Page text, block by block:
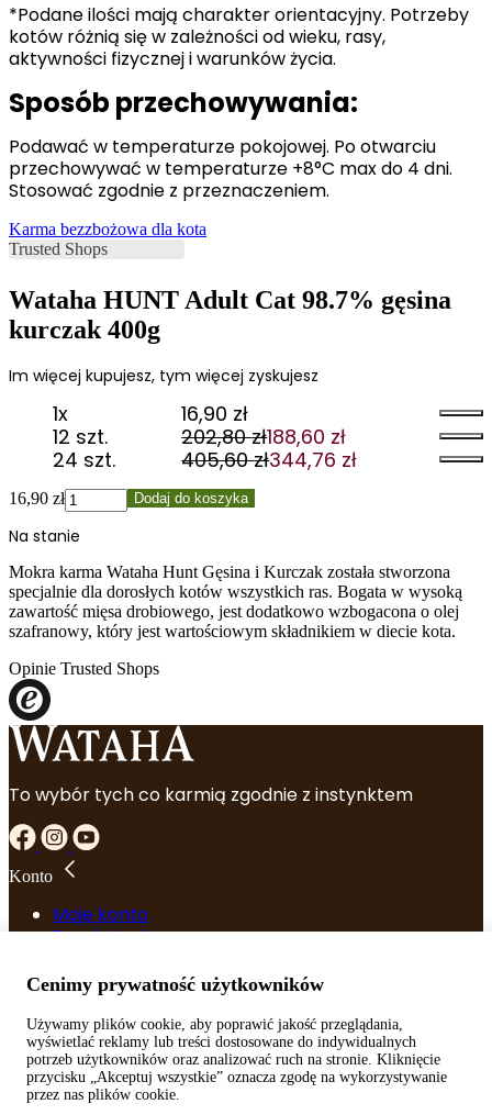
*Podane ilości mają charakter orientacyjny. Potrzeby
kotów różnią się w zależności od wieku, rasy,
aktywności fizycznej i warunków życia.
Sposób przechowywania:
Podawać w temperaturze pokojowej. Po otwarciu
przechowywać w temperaturze +8°C max do 4 dni.
Stosować zgodnie z przeznaczeniem.
Karma bezzbożowa dla kota
Wataha HUNT Adult Cat 98.7% gęsina
kurczak 400g
Im więcej kupujesz, tym więcej zyskujesz
1x 16,90 zł
12 szt.
202,80zł
Pierwotna
cena
wynosiła:
202,80 zł.
188,60 zł
Aktualna
cena
wynosi:
188,60 zł.
24 szt. 405,60zł
Pierwotna
cena
wynosiła:
344,76 zł
Aktualna
cena
wynosi:
16,90 złilość
Wataha
HUNT
Cat
98.7%
gęsina
kurczak
Dodaj do koszyka
Na stanie
Mokra karma Wataha Hunt Gęsina i Kurczak została stworzona
specjalnie dla dorosłych kotów wszystkich ras. Bogata w wysoką
zawartość mięsa drobiowego, jest dodatkowo wzbogacona o olej
szafranowy, który jest wartościowym składnikiem w diecie kota.
Opinie Trusted Shops
To wybór tych co karmią zgodnie z instynktem
Konto
Moje konto
Zamówienia
Zapomniane hasło
Przydatne linki
Regulamin
Polityka prywatności
Cenimy prywatność użytkowników
Używamy plików cookie, aby poprawić jakość przeglądania,
wyświetlać reklamy lub treści dostosowane do indywidualnych
potrzeb użytkowników oraz analizować ruch na stronie. Kliknięcie
przycisku „Akceptuj wszystkie” oznacza zgodę na wykorzystywanie
przez nas plików cookie.